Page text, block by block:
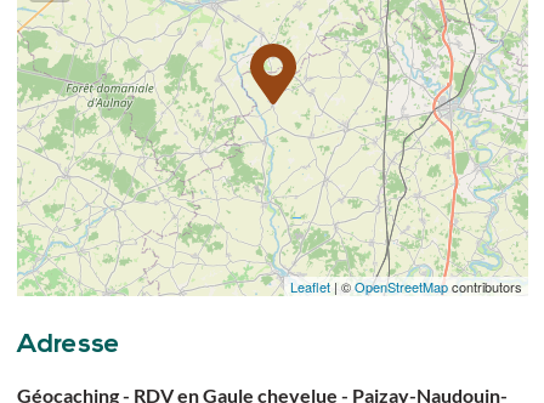
Leaflet| ©OpenStreetMapcontributors
Adresse
Géocaching - RDV en Gaule chevelue - Paizay-Naudouin-